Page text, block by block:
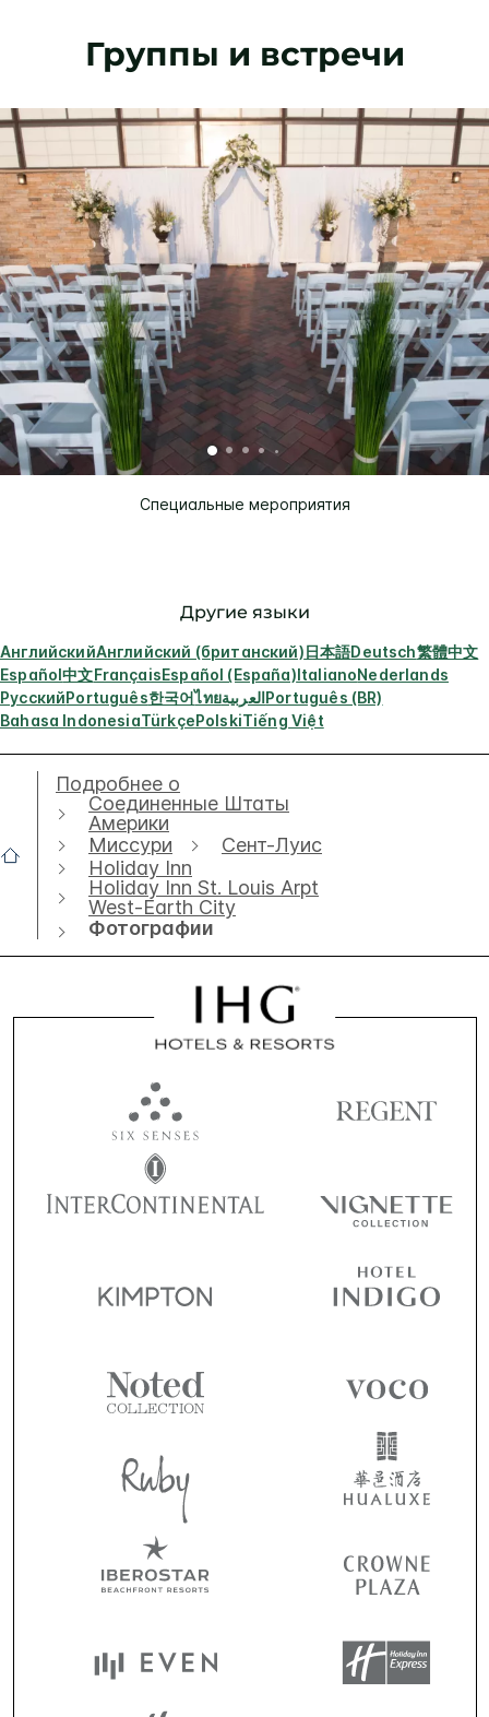
Группы и встречи
Специальные мероприятия
Другие языки
АнглийскийАнглийский (британский)日本語Deutsch繁體中文
Español中文FrançaisEspañol (España)ItalianoNederlands
РусскийPortuguês한국어ไทยالعربيةPortuguês (BR)
Bahasa IndonesiaTürkçePolskiTiếng Việt
Подробнее о
Соединенные Штаты
Америки
Миссури
Сент-Луис
Holiday Inn
Holiday Inn St. Louis Arpt
West-Earth City
Фотографии